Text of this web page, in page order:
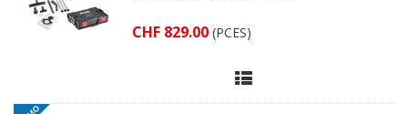
CHF 829.00 (PCES)